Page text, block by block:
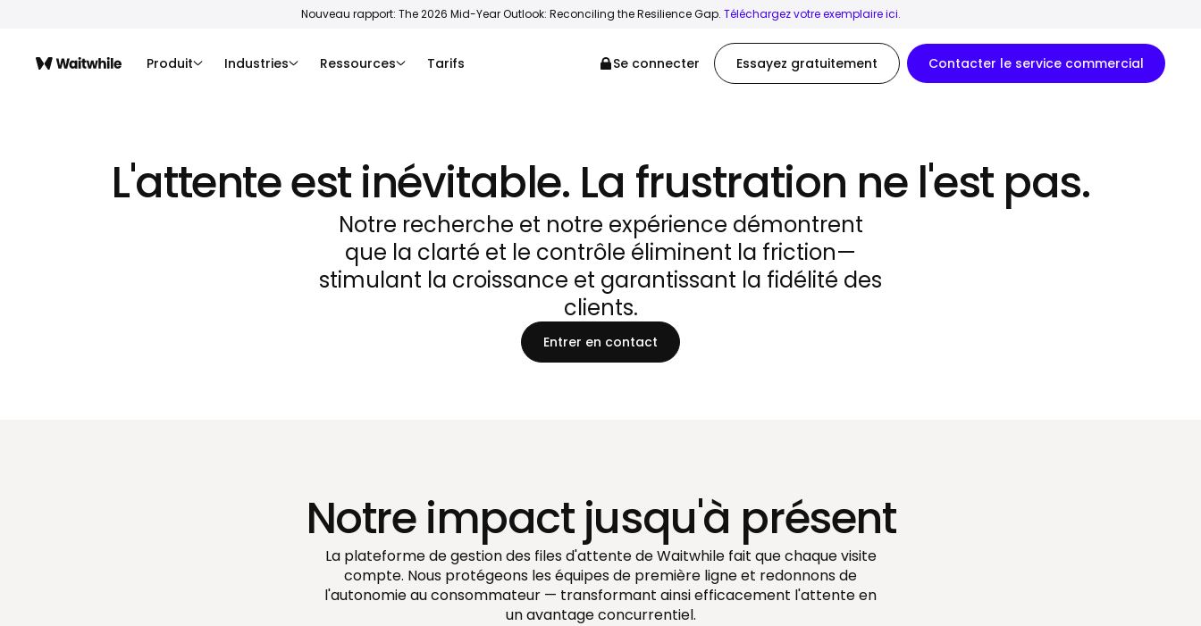
Nouveau rapport: The 2026 Mid-Year Outlook: Reconciling the Resilience Gap. Téléchargez votre exemplaire ici.
Produit Industries Ressources Tarifs Se connecter Essayez gratuitement Contacter le service commercial
L'attente est inévitable. La frustration ne l'est pas.
Notre recherche et notre expérience démontrent
que la clarté et le contrôle éliminent la friction—
stimulant la croissance et garantissant la fidélité des
clients.
Entrer en contact
Notre impact jusqu'à présent
La plateforme de gestion des files d'attente de Waitwhile fait que chaque visite
compte. Nous protégeons les équipes de première ligne et redonnons de
l'autonomie au consommateur — transformant ainsi efficacement l'attente en
un avantage concurrentiel.